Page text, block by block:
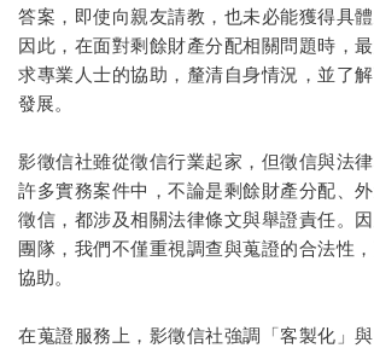
答案，即使向親友請教，也未必能獲得具體
因此，在面對剩餘財產分配相關問題時，
求專業人士的協助，釐清自身情況，並了
發展。
影徵信社雖從徵信行業起家，但徵信與法
許多實務案件中，不論是剩餘財產分配、
徵信，都涉及相關法律條文與舉證責任。
團隊，我們不僅重視調查與蒐證的合法性
協助。
在蒐證服務上，影徵信社強調「客製化」